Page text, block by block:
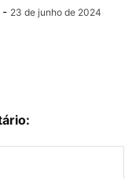
- 23 de junho de 2024